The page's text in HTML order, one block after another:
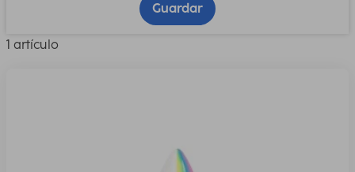
Guardar
1 artículo